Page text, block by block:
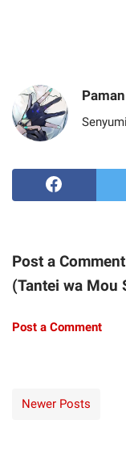
Post a
(Tantei wa Mou
Post a Comment
Newer Posts